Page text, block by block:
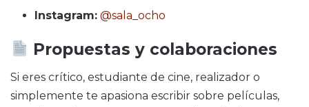
Instagram: @sala_ocho
Propuestas y colaboraciones
Si eres crítico, estudiante de cine, realizador o
simplemente te apasiona escribir sobre películas,